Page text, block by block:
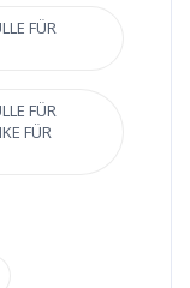
FÜR
FÜR
FÜR